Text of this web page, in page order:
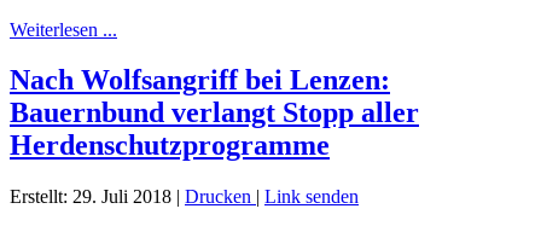
Weiterlesen ...
Nach Wolfsangriff bei Lenzen:
Bauernbund verlangt Stopp aller
Herdenschutzprogramme
Erstellt: 29. Juli 2018 | Drucken | Link senden